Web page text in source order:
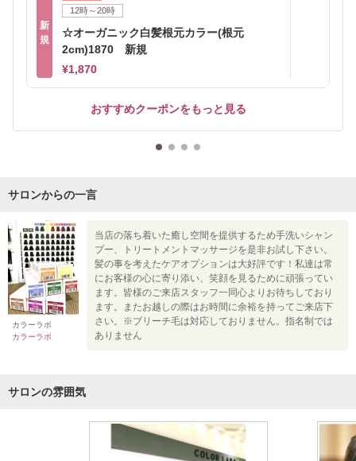
新
規
12時～20時
☆オーガニック白髪根元カラー(根元
2cm)1870 新規
¥1,870
おすすめクーポンをもっと見る
サロンからの一言
カラーラボ
カラーラボ
当店の落ち着いた癒し空間を提供するため手洗いシャン
プー、トリートメントマッサージを是非お試し下さい。
髪の事を考えたケアオプションは大好評です！私達は常
にお客様の心に寄り添い、笑顔を見るために頑張ってい
ます。皆様のご来店スタッフ一同心よりお待ちしており
ます。またお越しの際はお時間に余裕を持ってご来店下
さい。※ブリーチ毛は対応しておりません。指名制では
ありません
サロンの雰囲気